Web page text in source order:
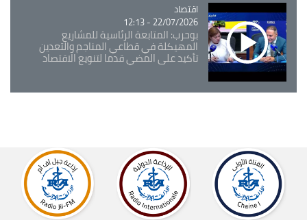
Catégorie
اقتصاد
22/07/2026 - 12:13
بوحرب: المتابعة الرئاسية للمشاريع
المهيكلة في قطاعي المناجم والتعدين
تأكيد على المضي قدما لتنويع الاقتصاد